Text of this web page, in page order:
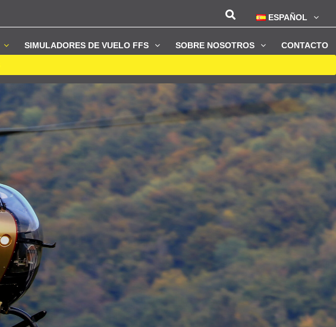
ESPAÑOL
SIMULADORES DE VUELO FFS SOBRE NOSOTROS CONTACTO